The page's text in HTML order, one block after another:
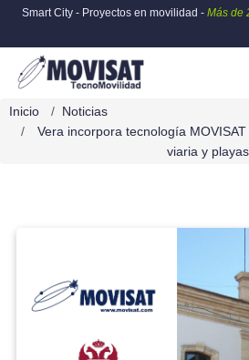
Smart City - Proyectos en movilidad - Más de
Inicio
Noticias
Vera incorpora tecnología
viaria y playas